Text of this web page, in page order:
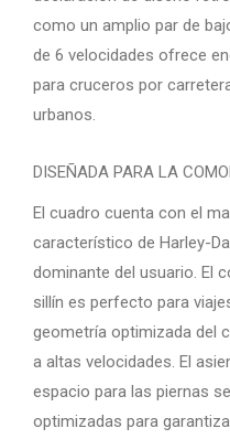
como un amplio par de
de 6 velocidades ofrece
para cruceros por
urbanos.
DISEÑADA PARA LA
El cuadro cuenta con el
característico de Harley-
dominante del usuario. El
sillín es perfecto para
geometría optimizada del
a altas velocidades. El
espacio para las piernas
optimizadas para